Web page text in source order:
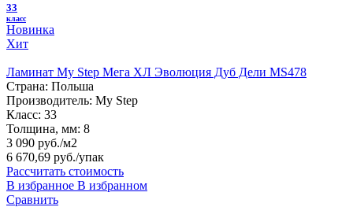
33
класс
Новинка
Хит
Ламинат My Step Мега ХЛ Эволюция Дуб Дели MS478
Страна: Польша
Производитель: My Step
Класс: 33
Толщина, мм: 8
3 090 руб./м2
6 670,69 руб./упак
Рассчитать стоимость
В избранное В избранном
Сравнить